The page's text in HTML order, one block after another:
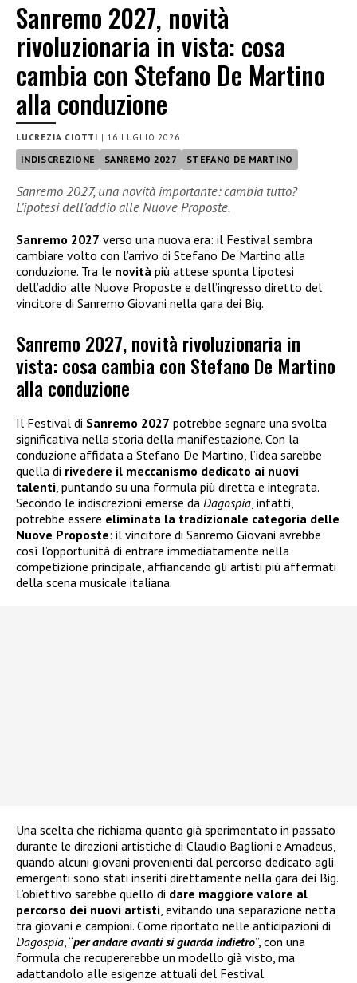
Sanremo 2027, novità
rivoluzionaria in vista: cosa
cambia con Stefano De Martino
alla conduzione
LUCREZIA CIOTTI | 16 LUGLIO 2026
INDISCREZIONE SANREMO 2027 STEFANO DE MARTINO
Sanremo 2027, una novità importante: cambia tutto?
L’ipotesi dell’addio alle Nuove Proposte.
Sanremo 2027 verso una nuova era: il Festival sembra
cambiare volto con l’arrivo di Stefano De Martino alla
conduzione. Tra le novità più attese spunta l’ipotesi
dell’addio alle Nuove Proposte e dell’ingresso diretto del
vincitore di Sanremo Giovani nella gara dei Big.
Sanremo 2027, novità rivoluzionaria in
vista: cosa cambia con Stefano De Martino
alla conduzione
Il Festival di Sanremo 2027 potrebbe segnare una svolta
significativa nella storia della manifestazione. Con la
conduzione affidata a Stefano De Martino, l’idea sarebbe
quella di rivedere il meccanismo dedicato ai nuovi
talenti, puntando su una formula più diretta e integrata.
Secondo le indiscrezioni emerse da Dagospia, infatti,
potrebbe essere eliminata la tradizionale categoria delle
Nuove Proposte: il vincitore di Sanremo Giovani avrebbe
così l’opportunità di entrare immediatamente nella
competizione principale, affiancando gli artisti più affermati
della scena musicale italiana.
Una scelta che richiama quanto già sperimentato in passato
durante le direzioni artistiche di Claudio Baglioni e Amadeus,
quando alcuni giovani provenienti dal percorso dedicato agli
emergenti sono stati inseriti direttamente nella gara dei Big.
L’obiettivo sarebbe quello di dare maggiore valore al
percorso dei nuovi artisti, evitando una separazione netta
tra giovani e campioni. Come riportato nelle anticipazioni di
Dagospia, “per andare avanti si guarda indietro”, con una
formula che recupererebbe un modello già visto, ma
adattandolo alle esigenze attuali del Festival.